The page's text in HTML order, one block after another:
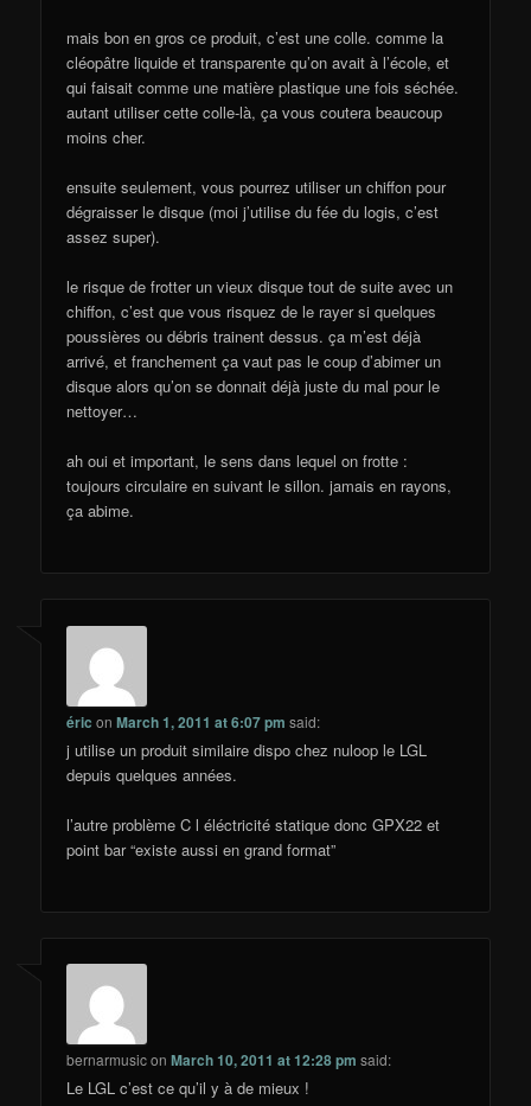
mais bon en gros ce produit, c’est une colle. comme la
cléopâtre liquide et transparente qu’on avait à l’école, et
qui faisait comme une matière plastique une fois séchée.
autant utiliser cette colle-là, ça vous coutera beaucoup
moins cher.
ensuite seulement, vous pourrez utiliser un chiffon pour
dégraisser le disque (moi j’utilise du fée du logis, c’est
assez super).
le risque de frotter un vieux disque tout de suite avec un
chiffon, c’est que vous risquez de le rayer si quelques
poussières ou débris trainent dessus. ça m’est déjà
arrivé, et franchement ça vaut pas le coup d’abimer un
disque alors qu’on se donnait déjà juste du mal pour le
nettoyer…
ah oui et important, le sens dans lequel on frotte :
toujours circulaire en suivant le sillon. jamais en rayons,
ça abime.
éric onMarch 1, 2011 at 6:07 pm said:
j utilise un produit similaire dispo chez nuloop le LGL
depuis quelques années.
l’autre problème C l éléctricité statique donc GPX22 et
point bar “existe aussi en grand format”
bernarmusiconMarch 10, 2011 at 12:28 pm said:
Le LGL c’est ce qu’il y à de mieux !